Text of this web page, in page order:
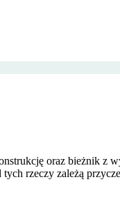
oraz bieżnik
tych rzeczy zależą